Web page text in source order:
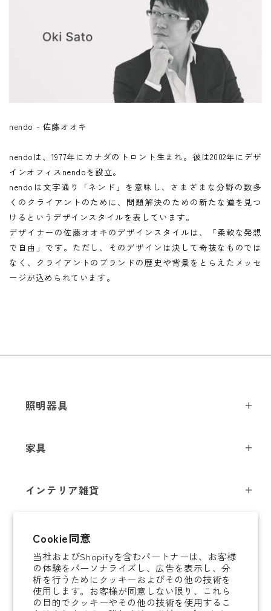
Cookie同意
当社およびShopifyを含むパートナーは、お客様
の体験をパーソナライズし、広告を表示し、分
析を行うためにクッキーおよびその他の技術を
使用します。お客様が同意しない限り、これら
の目的でクッキーやその他の技術を使用するこ
nendo - 佐藤オオキ
nendoは、1977年にカナダのトロント生まれ。彼は2002年にデザ
インオフィスnendoを設立。
nendoは文字通り「ネンド」を意味し、さまざまな分野の数多
くのクライアントのために、問題解決のための新たな道を見つ
けるというデザインスタイルを表しています。
デザイナーの佐藤オオキのデザインスタイルは、「柔軟な発想
で自由」です。ただし、そのデザインは決して奇抜なものでは
なく、クライアントのブランドの歴史や背景をとらえたメッセ
ージが込められています。
照明器具
シーリングライト
テーブルライト
ブラケットライト
タスクライト
ポータブルライト
和風照明
家具
チェア
ソファ / ベンチ
デスク
ミラー
収納家具
インテリア雑貨
オブジェ
掛時計
置時計
腕時計
即納商品
即納商品
ご案内
法人取引のご案内